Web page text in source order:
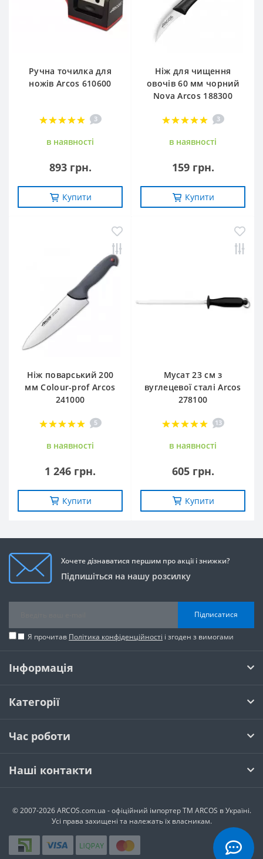
Ручна точилка для
ножів Arcos 610600
3
в наявностi
893 грн.
Купити
Ніж для чищення
овочів 60 мм чорний
Nova Arcos 188300
3
в наявностi
159 грн.
Купити
Ніж поварський 200
мм Сolour-prof Arcos
241000
5
в наявностi
1 246 грн.
Купити
Мусат 23 см з
вуглецевої сталі Arcos
278100
13
в наявностi
605 грн.
Купити
Хочете дізнаватися першим про акції і знижки?
Підпишіться на нашу розсилку
Підписатися
Я прочитав Політика конфіденційності і згоден з вимогами
Інформація
Категорії
Час роботи
Наші контакти
© 2007-2026 ARCOS.com.ua - офiцiйний iмпортер ТМ ARCOS в Україні.
Усi права захищенi та належать їх власникам.